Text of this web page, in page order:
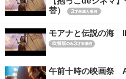
替）
モアナと伝説の海
午前十時の映画祭